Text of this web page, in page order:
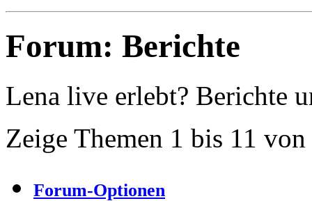
Forum: Berichte
Lena live erlebt? Berichte
Zeige Themen 1 bis 11 von
Forum-Optionen